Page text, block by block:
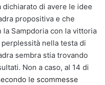
di avere le idee
propositiva e che
la Sampdoria con la vittoria
nella testa di
sembra stia trovando
Non a caso, al 14 di
le scommesse